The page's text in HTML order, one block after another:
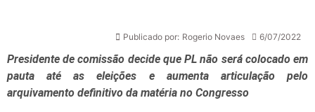
Publicado por: Rogerio Novaes 6/07/2022
Presidente de comissão decide que PL não será colocado em
pauta até as eleições e aumenta articulação pelo
arquivamento definitivo da matéria no Congresso